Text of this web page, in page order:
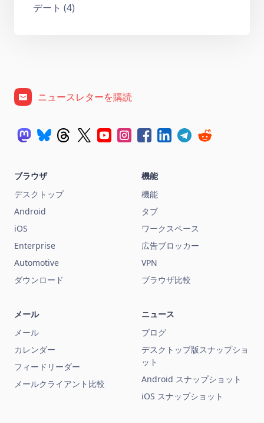
デート (4)
ニュースレターを購読
ブラウザ
デスクトップ
Android
iOS
Enterprise
Automotive
ダウンロード
機能
機能
タブ
ワークスペース
広告ブロッカー
VPN
ブラウザ比較
メール
メール
カレンダー
フィードリーダー
メールクライアント比較
ニュース
ブログ
デスクトップ版スナップショ
ット
Android スナップショット
iOS スナップショット